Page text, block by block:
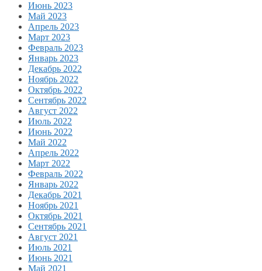
Июнь 2023
Май 2023
Апрель 2023
Март 2023
Февраль 2023
Январь 2023
Декабрь 2022
Ноябрь 2022
Октябрь 2022
Сентябрь 2022
Август 2022
Июль 2022
Июнь 2022
Май 2022
Апрель 2022
Март 2022
Февраль 2022
Январь 2022
Декабрь 2021
Ноябрь 2021
Октябрь 2021
Сентябрь 2021
Август 2021
Июль 2021
Июнь 2021
Май 2021